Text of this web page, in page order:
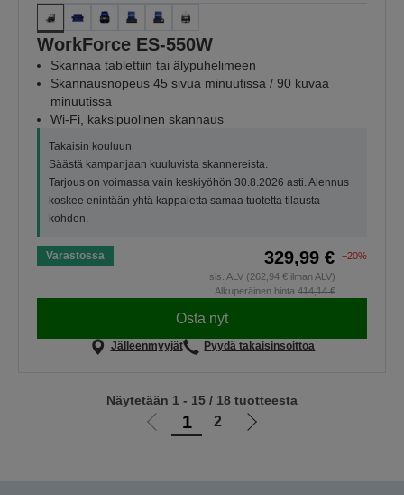
WorkForce ES-550W
Skannaa tablettiin tai älypuhelimeen
Skannausnopeus 45 sivua minuutissa / 90 kuvaa
minuutissa
Wi-Fi, kaksipuolinen skannaus
Takaisin kouluun
Säästä kampanjaan kuuluvista skannereista.
Tarjous on voimassa vain keskiyöhön 30.8.2026 asti. Alennus
koskee enintään yhtä kappaletta samaa tuotetta tilausta
kohden.
Varastossa 329,99 €
−20%
sis. ALV (262,94 € ilman ALV)
Alkuperäinen hinta 414,14 €
Osta nyt
Jälleenmyyjät Pyydä takaisinsoittoa
Siirry1 2
Siirry
Näytetään 1 - 15 / 18 tuotteesta